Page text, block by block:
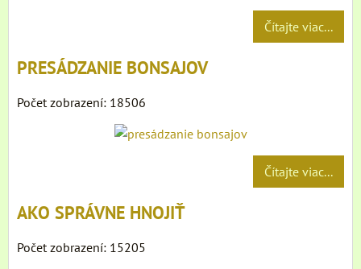
Čítajte viac...
PRESÁDZANIE BONSAJOV
Počet zobrazení: 18506
Čítajte viac...
AKO SPRÁVNE HNOJIŤ
Počet zobrazení: 15205